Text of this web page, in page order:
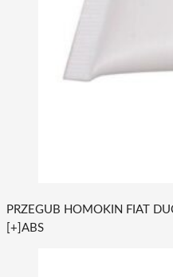
PRZEGUB HOMOKIN FIAT
[+]ABS